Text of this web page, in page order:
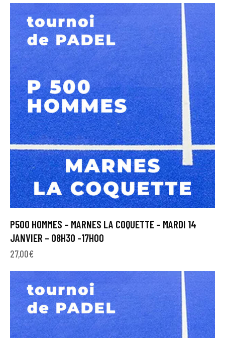
P500 HOMMES – MARNES LA COQUETTE – MARDI 14
JANVIER – 08H30 -17H00
27,00€